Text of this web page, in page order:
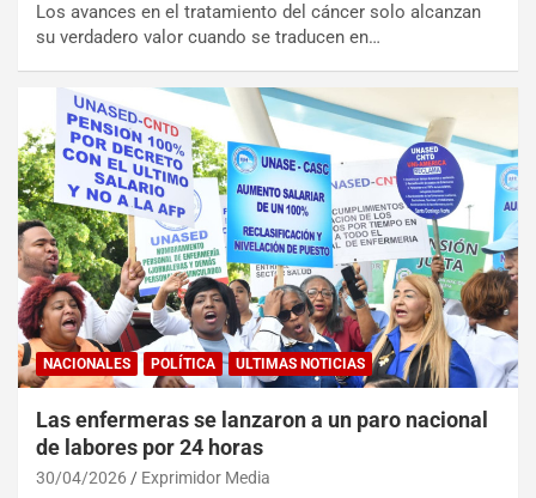
Los avances en el tratamiento del cáncer solo alcanzan
su verdadero valor cuando se traducen en…
NACIONALES POLÍTICA ULTIMAS NOTICIAS
Las enfermeras se lanzaron a un paro nacional
de labores por 24 horas
30/04/2026 Exprimidor Media